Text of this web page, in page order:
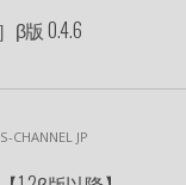
β版 0.4.6
CHANNEL JP